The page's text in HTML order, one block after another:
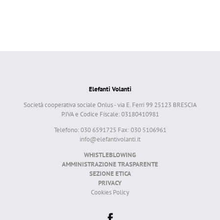
Elefanti Volanti
Società cooperativa sociale Onlus - via E. Ferri 99 25123 BRESCIA
P.IVA e Codice Fiscale: 03180410981
Telefono: 030 6591725 Fax: 030 5106961
info@elefantivolanti.it
WHISTLEBLOWING
AMMINISTRAZIONE TRASPARENTE
SEZIONE ETICA
PRIVACY
Cookies Policy